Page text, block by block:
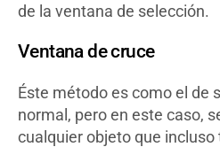
de la ventana de selección.
Ventana de cruce
Éste método es como el de
normal, pero en este caso,
cualquier objeto que